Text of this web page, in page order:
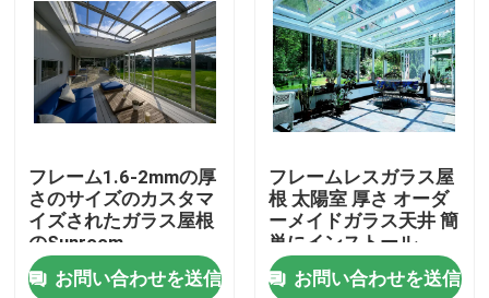
私達について
工場旅行
品質管理
私達に連絡しなさい
フレーム1.6-2mmの厚
さのサイズのカスタマ
イズされたガラス屋根
のSunroom
お問い合わせを送信
フレームレスガラス屋
根 太陽室 厚さ オーダ
ーメイドガラス天井 簡
単にインストール
お問い合わせを送信